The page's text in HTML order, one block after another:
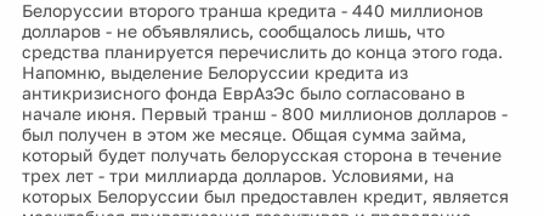
Белоруссии второго транша кредита - 440 миллионов
долларов - не объявлялись, сообщалось лишь, что
средства планируется перечислить до конца этого года.
Напомню, выделение Белоруссии кредита из
антикризисного фонда ЕврАзЭс было согласовано в
начале июня. Первый транш - 800 миллионов долларов -
был получен в этом же месяце. Общая сумма займа,
который будет получать белорусская сторона в течение
трех лет - три миллиарда долларов. Условиями, на
которых Белоруссии был предоставлен кредит, является